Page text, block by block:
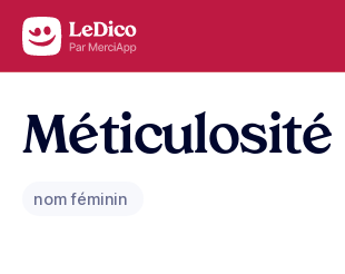
Aller au contenu
Méticulosité
nom féminin